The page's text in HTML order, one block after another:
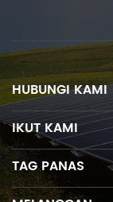
HUBUNGI KAMI
IKUT KAMI
TAG PANAS